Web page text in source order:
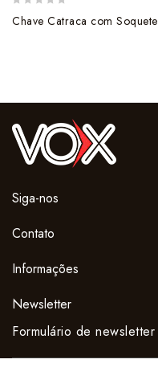
out
Chave Catraca com Soquete
Siga-nos
Contato
Informações
Newsletter
Formulário de newsletter